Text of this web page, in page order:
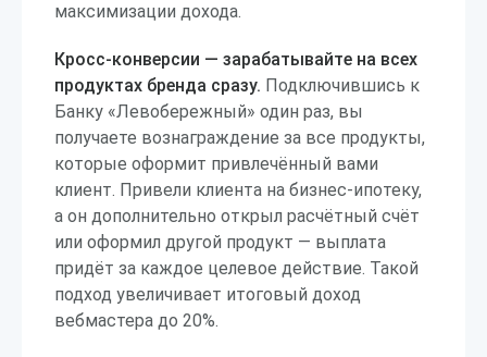
максимизации дохода.
Кросс-конверсии — зарабатывайте на всех
продуктах бренда сразу. Подключившись к
Банку «Левобережный» один раз, вы
получаете вознаграждение за все продукты,
которые оформит привлечённый вами
клиент. Привели клиента на бизнес-ипотеку,
а он дополнительно открыл расчётный счёт
или оформил другой продукт — выплата
придёт за каждое целевое действие. Такой
подход увеличивает итоговый доход
вебмастера до 20%.